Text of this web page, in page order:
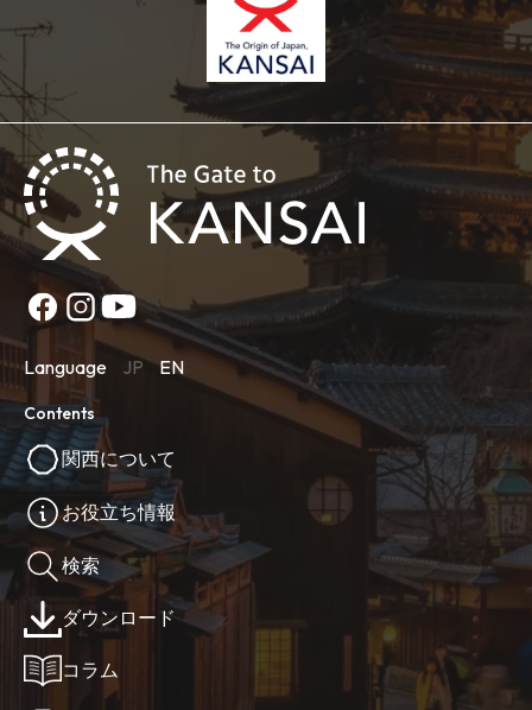
Language JP EN
Contents
関西について
お役立ち情報
検索
ダウンロード
コラム